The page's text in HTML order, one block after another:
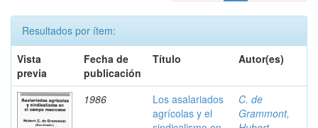
Resultados por ítem:
Vista
previa
Fecha de
publicación
Título Autor(es)
1986
Los asalariados
agrícolas y el
C. de
Grammont,